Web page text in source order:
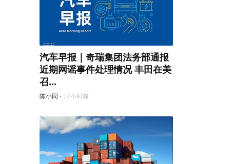
汽车早报｜奇瑞集团法务部通报
近期网谣事件处理情况 丰田在美
召...
陈小同 · 14小时前